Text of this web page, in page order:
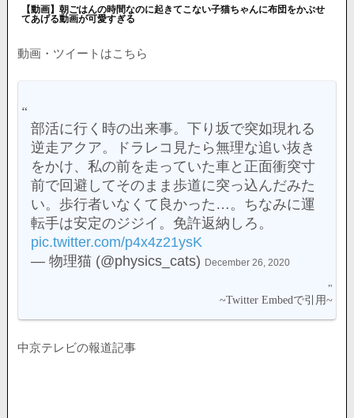
【動画】朝ごはんの時間なのに起きてこない子猫ちゃんに布団をかぶせ
てあげる動画が可愛すぎる
動画・ツイートはこちら
部活に行く時の出来事。下り坂で突如現れる
逆走アクア。ドラレコ見たら無理な追い抜き
をかけ、私の前を走っていた車と正面衝突寸
前で回避してそのまま歩道に突っ込んだみた
い。歩行者いなくて良かった…。ちなみに運
転手は安定のジジイ。免許返納しろ。
pic.twitter.com/p4x4z21ysK
— 物理猫 (@physics_cats) December 26, 2020
中京テレビの報道記事